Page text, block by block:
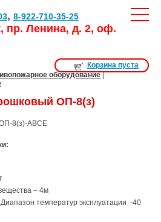
Корзина пуста
, 8-922-710-35-25
пр. Ленина, д. 2, оф.
оборудование|
ОП-8(з)
8(з)-АВСЕ
– 4м
температур эксплуатации -40